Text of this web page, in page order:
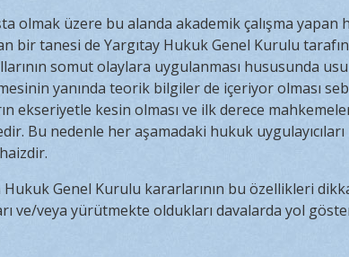
olmak üzere bu alanda akademik çalışma yapan
bir tanesi de Yargıtay Hukuk Genel Kurulu
somut olaylara uygulanması hususunda
yanında teorik bilgiler de içeriyor olması
ekseriyetle kesin olması ve ilk derece
Bu nedenle her aşamadaki hukuk
Hukuk Genel Kurulu kararlarının bu özellikleri
ve/veya yürütmekte oldukları davalarda yol